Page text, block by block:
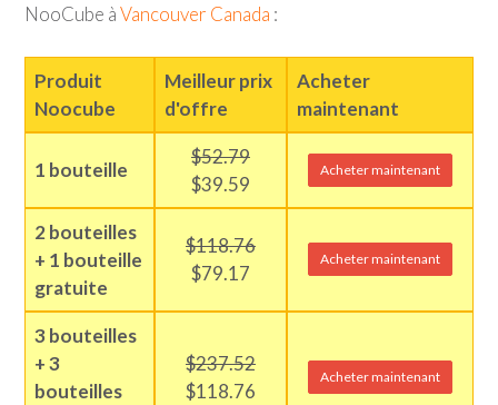
NooCube àVancouver Canada :
Produit
Noocube
Meilleur prix
d'offre
Acheter
maintenant
1 bouteille
$52.79
$39.59
Acheter maintenant
2 bouteilles
+ 1 bouteille
gratuite
$118.76
$79.17
Acheter maintenant
3 bouteilles
+ 3
bouteilles
$237.52
$118.76
Acheter maintenant